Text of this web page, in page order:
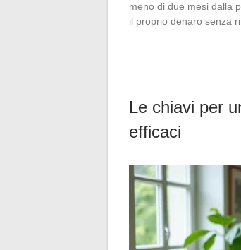
meno di due mesi dalla
il proprio denaro senza
Le chiavi per
efficaci